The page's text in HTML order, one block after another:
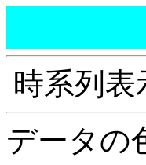
時系列
データの